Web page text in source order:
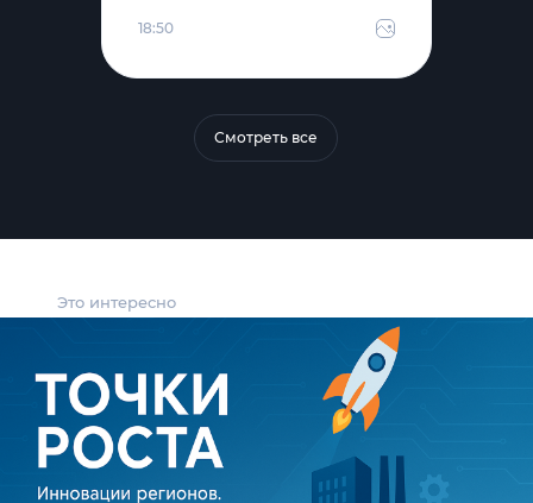
Это интересно
18:50
Смотреть все